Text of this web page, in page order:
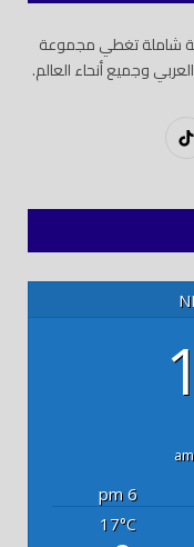
شاملة تغطي مجموعة
وجميع أنحاء العالم.
تيك
6 pm
17°C